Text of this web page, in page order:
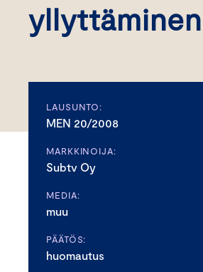
LAUSUNTO:
MEN 20/2008
MARKKINOIJA:
Subtv Oy
MEDIA:
muu
PÄÄTÖS:
huomautus